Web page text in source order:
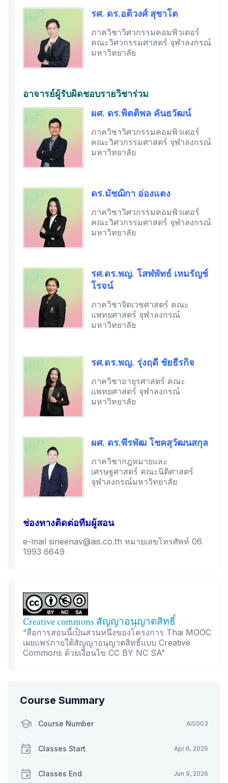
รศ. ดร.อติวงศ์ สุชาโต
ภาควิชาวิศวกรรมคอมพิวเตอร์
คณะวิศวกรรมศาสตร์ จุฬาลงกรณ์
มหาวิทยาลัย
อาจารย์ผู้รับผิดชอบรายวิชาร่วม
ผศ. ดร.พิตติพล คันธวัฒน์
ภาควิชาวิศวกรรมคอมพิวเตอร์
คณะวิศวกรรมศาสตร์ จุฬาลงกรณ์
มหาวิทยาลัย
ดร.มัชฌิกา อ่องแตง
ภาควิชาวิศวกรรมคอมพิวเตอร์
คณะวิศวกรรมศาสตร์ จุฬาลงกรณ์
มหาวิทยาลัย
รศ.ดร.พญ. โสฬพัทธ์ เหมรัญช์
โรจน์
ภาควิชาจิตเวชศาสตร์ คณะ
แพทยศาสตร์ จุฬาลงกรณ์
มหาวิทยาลัย
รศ.ดร.พญ. รุ่งฤดี ชัยธีรกิจ
ภาควิชาอายุรศาสตร์ คณะ
แพทยศาสตร์ จุฬาลงกรณ์
มหาวิทยาลัย
ผศ. ดร.พีรพัฒ โชคสุวัฒนสกุล
ภาควิชากฎหมายและ
เศรษฐศาสตร์ คณะนิติศาสตร์
จุฬาลงกรณ์มหาวิทยาลัย
ช่องทางติดต่อทีมผู้สอน
e-mail sineenav@ais.co.th หมายเลขโทรศัพท์ 06
1993 6649
Creative commons สัญญาอนุญาตสิทธิ์
“สื่อการสอนนี้เป็นส่วนหนึ่งของโครงการ Thai MOOC
เผยแพร่ภายใต้สัญญาอนุญาตสิทธิ์แบบ Creative
Commons ด้วยเงื่อนไข CC BY NC SA”
Course Summary
Course Number AIS003
Classes Start Apr 6, 2026
Classes End Jun 9, 2026